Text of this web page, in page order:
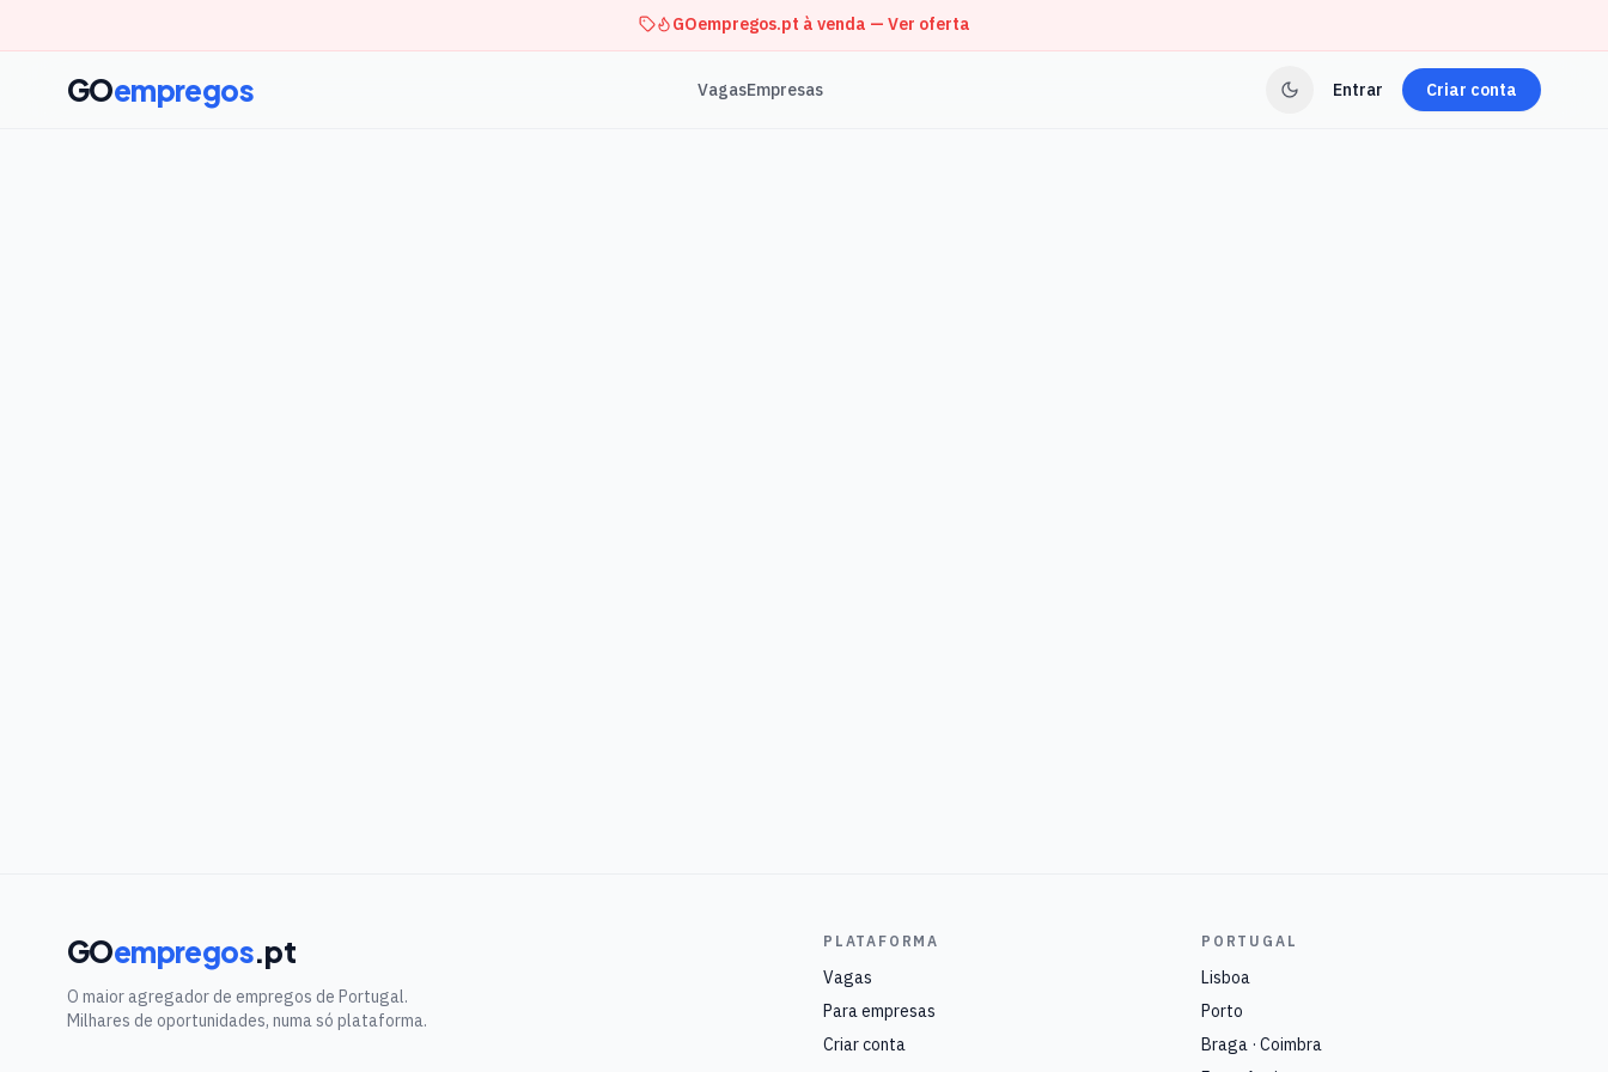
GOempregos.pt à venda — Ver oferta
GOempregos VagasEmpresas Entrar Criar conta
GOempregos.pt
O maior agregador de empregos de Portugal.
Milhares de oportunidades, numa só plataforma.
PLATAFORMA
Vagas
Para empresas
Criar conta
PORTUGAL
Lisboa
Porto
Braga · Coimbra